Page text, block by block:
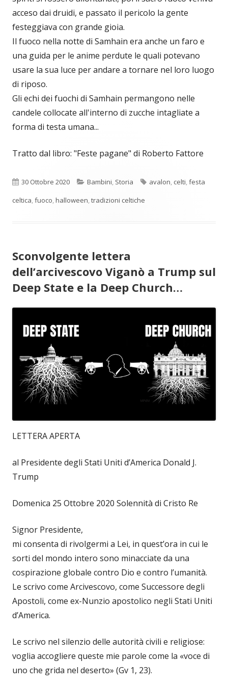
acceso dai druidi, e passato il pericolo la gente
festeggiava con grande gioia.
Il fuoco nella notte di Samhain era anche un faro e
una guida per le anime perdute le quali potevano
usare la sua luce per andare a tornare nel loro luogo
di riposo.
Gli echi dei fuochi di Samhain permangono nelle
candele collocate all'interno di zucche intagliate a
forma di testa umana...
Tratto dal libro: "Feste pagane" di Roberto Fattore
Pubblicato
30 Ottobre 2020 Categorie
Bambini, Storia Tag
avalon, celti,festa
celtica,fuoco,halloween,tradizioni celtiche
Sconvolgente lettera
dell’arcivescovo Viganò a Trump sul
Deep State e la Deep Church…
LETTERA APERTA
al Presidente degli Stati Uniti d’America Donald J.
Trump
Domenica 25 Ottobre 2020 Solennità di Cristo Re
Signor Presidente,
mi consenta di rivolgermi a Lei, in quest’ora in cui le
sorti del mondo intero sono minacciate da una
cospirazione globale contro Dio e contro l’umanità.
Le scrivo come Arcivescovo, come Successore degli
Apostoli, come ex-Nunzio apostolico negli Stati Uniti
d’America.
Le scrivo nel silenzio delle autorità civili e religiose:
voglia accogliere queste mie parole come la «voce di
uno che grida nel deserto» (Gv 1, 23).